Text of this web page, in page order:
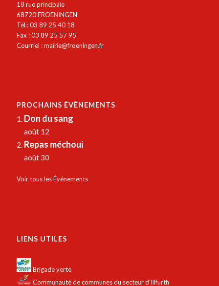
18 rue principale
68720 FROENINGEN
Tél.: 03 89 25 40 18
Fax : 03 89 25 57 95
Courriel :mairie@froeningen.fr
PROCHAINS ÉVÉNEMENTS
Don du sang
août 12
Repas méchoui
août 30
Voir tous les Événements
LIENS UTILES
Brigade verte
Communauté de communes du secteur d'Illfurth